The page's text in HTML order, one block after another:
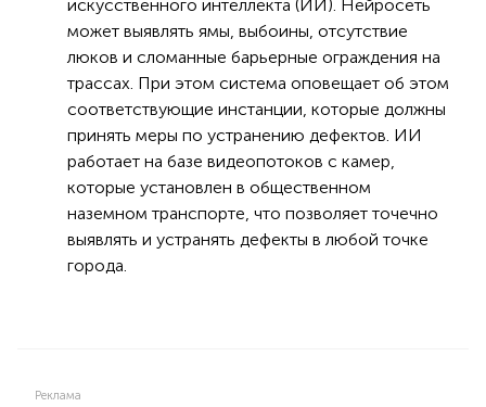
искусственного интеллекта (ИИ). Нейросеть
может выявлять ямы, выбоины, отсутствие
люков и сломанные барьерные ограждения на
трассах. При этом система оповещает об этом
соответствующие инстанции, которые должны
принять меры по устранению дефектов. ИИ
работает на базе видеопотоков с камер,
которые установлен в общественном
наземном транспорте, что позволяет точечно
выявлять и устранять дефекты в любой точке
города.
Реклама